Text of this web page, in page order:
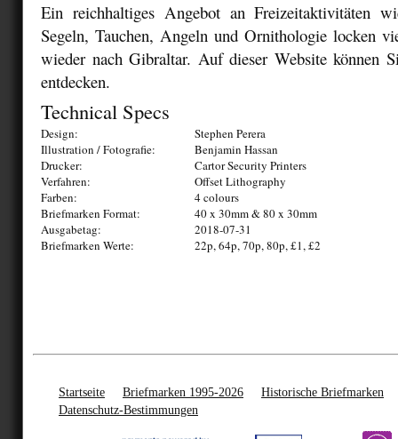
Ein reichhaltiges Angebot an Freizeitaktivitäten
Segeln, Tauchen, Angeln und Ornithologie locken
wieder nach Gibraltar. Auf dieser Website können
entdecken.
Technical Specs
Design:
Stephen Perera
Illustration / Fotografie:
Benjamin Hassan
Drucker:
Cartor Security Printers
Verfahren:
Offset Lithography
Farben:
4 colours
Briefmarken Format:
40 x 30mm & 80 x 30mm
Ausgabetag:
2018-07-31
Briefmarken Werte:
22p, 64p, 70p, 80p, £1, £2
Startseite Briefmarken 1995-2026
Historische Briefmarken
Datenschutz-Bestimmungen